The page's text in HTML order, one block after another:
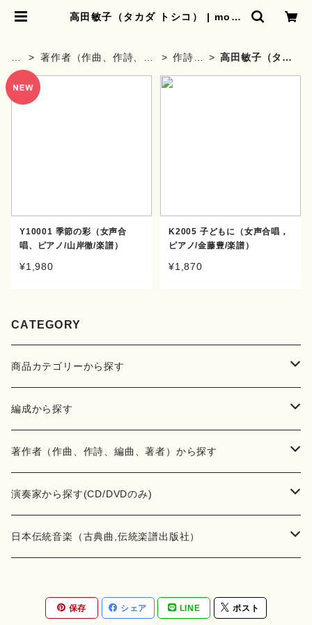
高田敏子（タカダ トシコ） | moth
O
M
E
著作者（作曲、作詩、編
作詩
高田敏子（タカ
Y10001 季節の彩（女声合
唱、ピアノ/山岸徹/楽譜）
¥1,980
K2005 子どもに（女声合唱，
ピアノ/金藤豊/楽譜）
¥1,870
CATEGORY
商品カテゴリーから探す
楽譜
書籍
書籍
テキストブック
CD・DVD
チケット
邦楽ジャーナル
レコード
編成から探す
邦楽器
箏・琴（ソロ）
箏・琴（合奏）
三味線（合奏）
合唱
混声合唱
男声合唱
歌・声
ピアノ（ソロ）
洋楽器（弦楽器）
著作者（作曲、作詩、編曲、著者）から探す
あ行
青木省三(アオキ ショウゾウ)
秋山健治(アキヤマ ケンジ）
か行
蔭山滸山(カゲヤマ キョザン)
斉藤松声(サイトウ ショウセイ)
演奏家から探す(CD/DVDのみ)
邦楽（箏、三味線、尺八等）演奏家
石川高（笙）
應和惠子（声楽・ソプラノ）
洋楽-鍵盤楽器（ピアノ、オルガン等）演奏家
日本伝統音楽（古典曲,伝統楽譜出版社）
宮城道雄（宮城宗家監修）
地歌箏曲（三絃古典楽譜）
保存 シェア LINE ポスト